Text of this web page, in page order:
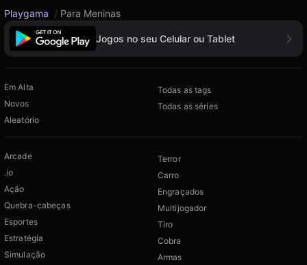
Playgama / Para Meninas
Jogos no seu Celular ou Tablet
Em Alta
Novos
Aleatório
Todas as tags
Todas as séries
Arcade
.io
Ação
Quebra-cabeças
Esportes
Estratégia
Simulação
Terror
Carro
Engraçados
Multijogador
Tiro
Cobra
Armas